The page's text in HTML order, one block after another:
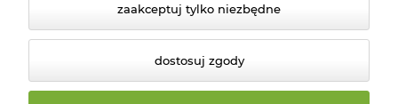
zaakceptuj tylko niezbędne
dostosuj zgody